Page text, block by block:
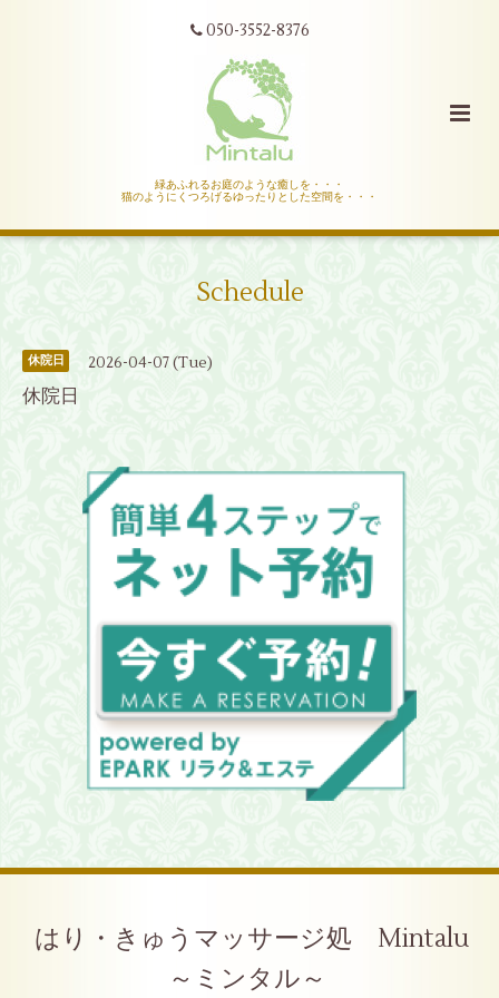
050-3552-8376
緑あふれるお庭のような癒しを・・・
猫のようにくつろげるゆったりとした空間を・・・
Schedule
休院日 2026-04-07 (Tue)
休院日
はり・きゅうマッサージ処 Mintalu
～ミンタル～